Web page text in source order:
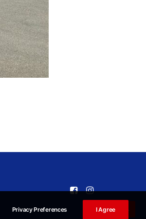
Privacy Preferences I Agree